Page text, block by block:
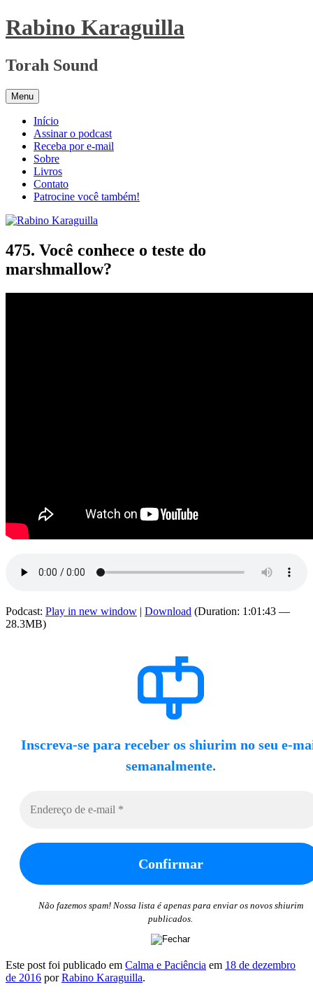
Pular
para
conteúdo
Rabino Karaguilla
Torah Sound
Menu
Início
Assinar o podcast
Receba por e-mail
Sobre
Livros
Contato
Patrocine você também!
475. Você conhece o teste do
marshmallow?
Podcast: Play in new window | Download (Duration: 1:01:43 —
28.3MB)
Inscreva-se para receber os shiurim no seu e-
semanalmente.
Não fazemos spam! Nossa lista é apenas para enviar os novos shiurim
publicados.
Este post foi publicado em Calma e Paciência em 18 de dezembro
de 2016 porRabino Karaguilla.